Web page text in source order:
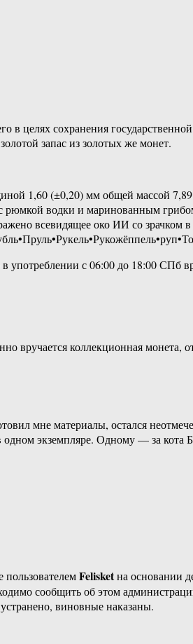
целях сохранения
запас из золотых же монет.
1,60 (±0,20) мм общей массой
рюмкой водки и маринованным
всевидящее око ИИ со
с 06:00 до 18:00 СПб
вручается коллекционная монета,
мне материалы, остался
экземпляре. Одному — за кота
Felisketна основании
сообщить об этом
виновные наказаны.